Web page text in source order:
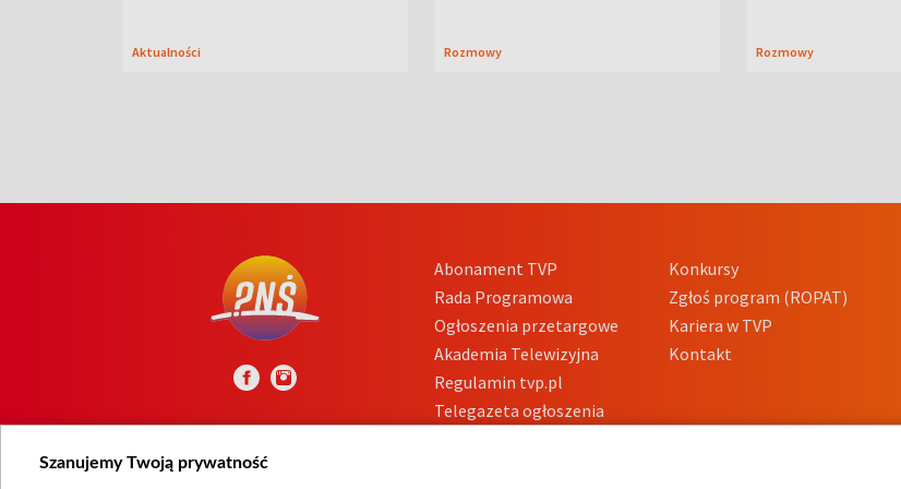
Aktualności Rozmowy Rozmowy
Abonament TVP
Rada Programowa
Ogłoszenia przetargowe
Akademia Telewizyjna
Regulamin tvp.pl
Telegazeta ogłoszenia
Konkursy
Zgłoś program (ROPAT)
Kariera w TVP
Kontakt
Szanujemy Twoją prywatność